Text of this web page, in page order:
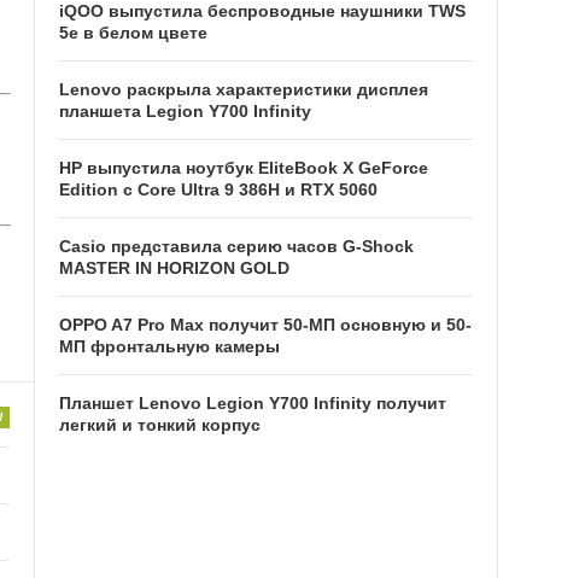
iQOO выпустила беспроводные наушники TWS
5e в белом цвете
Lenovo раскрыла характеристики дисплея
планшета Legion Y700 Infinity
HP выпустила ноутбук EliteBook X GeForce
Edition с Core Ultra 9 386H и RTX 5060
Casio представила серию часов G-Shock
MASTER IN HORIZON GOLD
OPPO A7 Pro Max получит 50-МП основную и 50-
МП фронтальную камеры
Планшет Lenovo Legion Y700 Infinity получит
легкий и тонкий корпус